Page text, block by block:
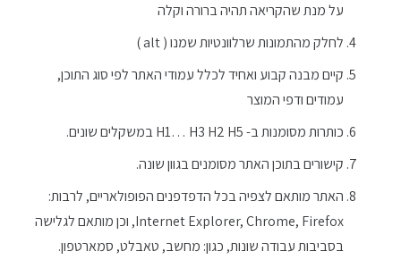
על מנת שהקריאה תהיה ברורה וקלה
לחלק מהתמונות שרלוונטיות שמנו ( alt )
קיים מבנה קבוע ואחיד לכלל עמודי האתר לפי סוג התוכן,
עמודים ודפי המוצר
כותרות מסומנות ב- H1… H3 H2 H5 במשקלים שונים.
קישורים בתוכן האתר מסומנים בגוון שונה.
האתר מותאם לצפיה בכל הדפדפנים הפופולאריים, לרבות:
Internet Explorer, Chrome, Firefox, וכן מותאם לגלישה
בסביבות עבודה שונות, כגון: מחשב, טאבלט, סמארטפון.